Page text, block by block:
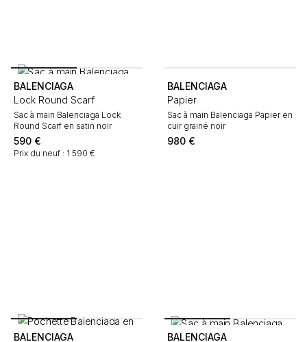
BALENCIAGA
Lock Round Scarf
Sac à main Balenciaga Lock
Round Scarf en satin noir
590 €
Prix du neuf : 1 590 €
BALENCIAGA
Papier
Sac à main Balenciaga Papier en
cuir grainé noir
980 €
BALENCIAGA
BALENCIAGA